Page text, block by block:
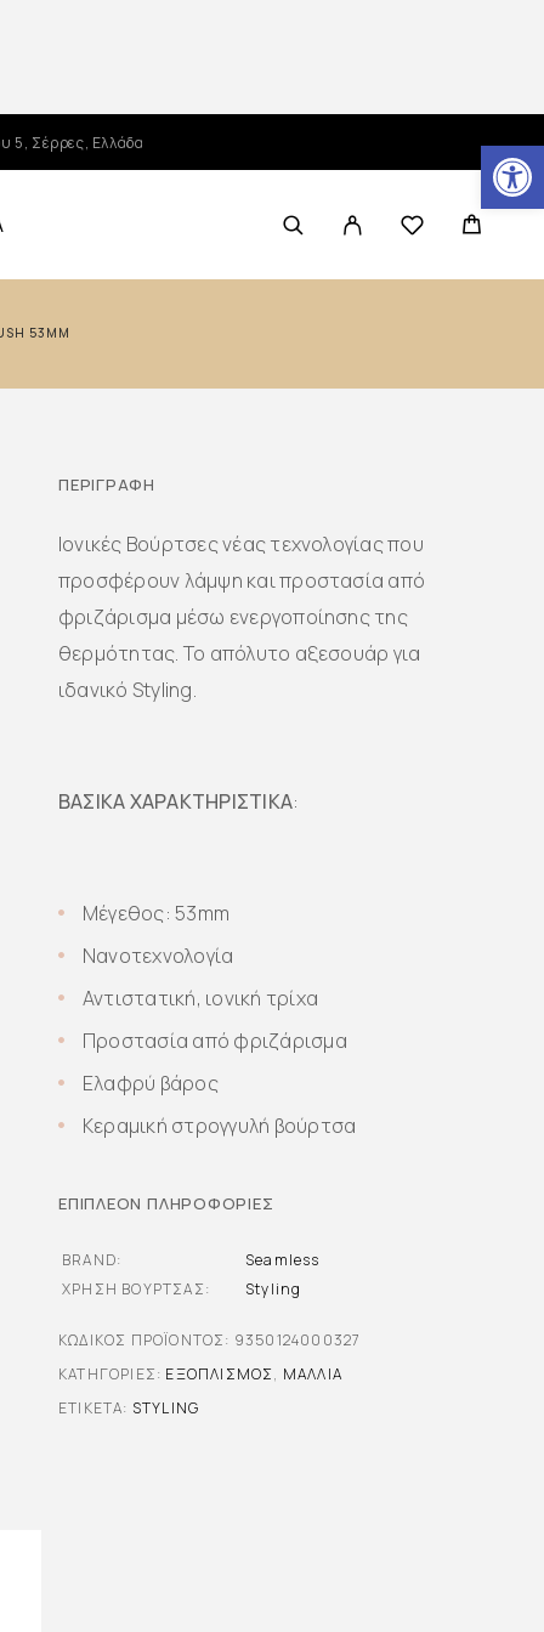
Ανοίξτε τη γραμμή εργαλείων
5, Σέρρες, Ελλάδα
53MM
ΠΕΡΙΓΡΑΦΉ
Ιονικές Βούρτσες νέας τεχνολογίας που
προσφέρουν λάμψη και προστασία από
φριζάρισμα μέσω ενεργοποίησης της
θερμότητας. Το απόλυτο αξεσουάρ για
ιδανικό Styling.
ΒΑΣΙΚΑ ΧΑΡΑΚΤΗΡΙΣΤΙΚΑ:
Μέγεθος: 53mm
Νανοτεχνολογία
Αντιστατική, ιονική τρίχα
Προστασία από φριζάρισμα
Ελαφρύ βάρος
Κεραμική στρογγυλή βούρτσα
ΕΠΙΠΛΈΟΝ ΠΛΗΡΟΦΟΡΊΕΣ
BRAND
Seamless
ΧΡΉΣΗ ΒΟΎΡΤΣΑΣ
Styling
ΚΩΔΙΚΌΣ ΠΡΟΪΌΝΤΟΣ: 9350124000327
ΚΑΤΗΓΟΡΊΕΣ: ΕΞΟΠΛΙΣΜΌΣ, ΜΑΛΛΙΆ
ΕΤΙΚΈΤΑ: STYLING